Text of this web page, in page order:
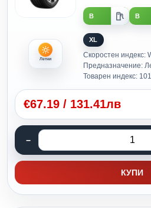
Летни
B B
XL
Скоростен индекс:
Предназначение:
Товарен индекс: 101
€67.19 / 131.41лв
КУПИ